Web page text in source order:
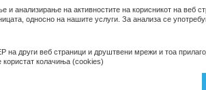
анализирање на активностите на корисникот на веб
односно на нашите услуги. За анализа се
други веб страници и друштвени мрежи и тоа
користат колачиња (cookies)
COPYRIGHT APOLLO 2026